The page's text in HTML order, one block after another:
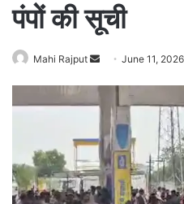
पंपों की सूची
Mahi Rajput
a
n
m
June 11, 2026